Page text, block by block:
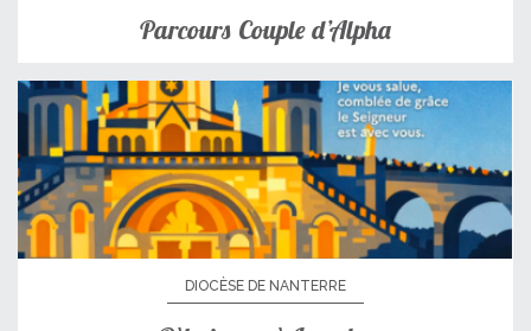
Parcours Couple d’Alpha
DIOCÈSE DE NANTERRE